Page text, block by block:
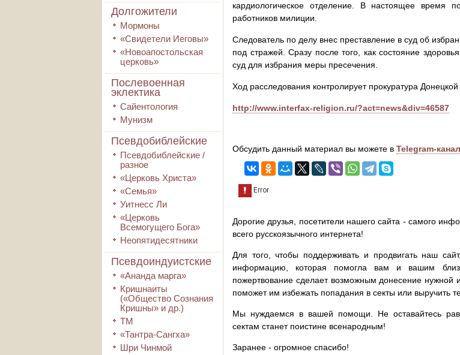
Долгожители
Мормоны
«Свидетели Иеговы»
«Новоапостольская
церковь»
Послевоенная
эклектика
Сайентология
Мунизм
Псевдобиблейские
Псевдобиблейские /
разное
«Церковь Христа»
«Семья»
Уитнесс Ли
«Церковь
Всемогущего Бога»
Неопятидесятники
Псевдоиндуистские
«Ананда марга»
Кришнаиты
(«Общество Сознания
Кришны» и др.)
ТМ
«Тантра-Сангха»
Шри Чинмой
кардиологическое отделение. В настоящее время
работников милиции.
Следователь по делу внес преставление в суд об
под стражей. Сразу после того, как состояние
суд для избрания меры пресечения.
Ход расследования контролирует прокуратура Донецкой
http://www.interfax-religion.ru/?act=news&div=46587
Обсудить данный материал вы можете в Telegram-
Дорогие друзья, посетители нашего сайта - самого
всего русскоязычного интернета!
Для того, чтобы поддерживать и продвигать наш
информацию, которая помогла вам и вашим
пожертвование сделает возможным донесение
поможет им избежать попадания в секты или выручить
Мы нуждаемся в вашей помощи. Не оставайтесь
сектам станет поистине всенародным!
Заранее - огромное спасибо!